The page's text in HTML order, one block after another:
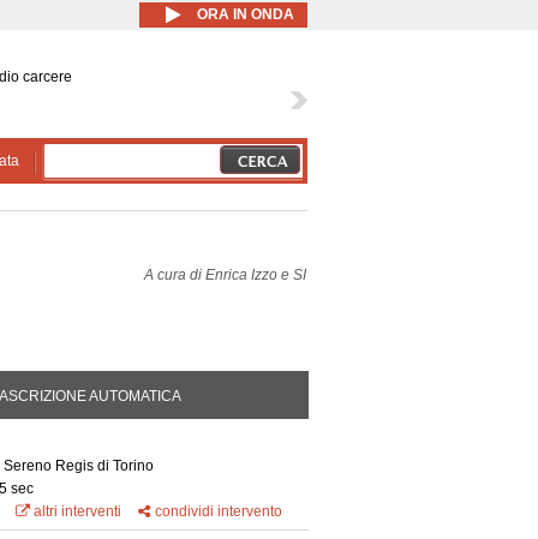
ORA IN ONDA
carcere
A cura di Enrica Izzo e SI
ATTIVA)AUTOMATICA
Regis di Torino
sec
altri interventi
condividi intervento